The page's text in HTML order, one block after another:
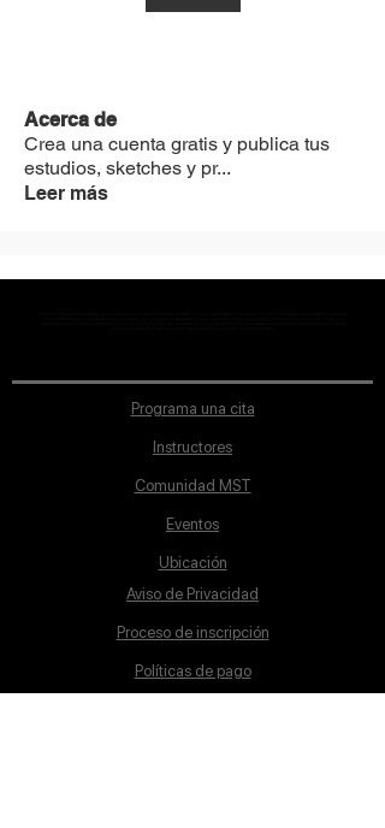
Acerca de
Crea una cuenta gratis y publica tus
estudios, sketches y pr...
Leer más
Programa una cita
Instructores
Comunidad MST
Eventos
Ubicación
Aviso de Privacidad
Proceso de inscripción
Políticas de pago